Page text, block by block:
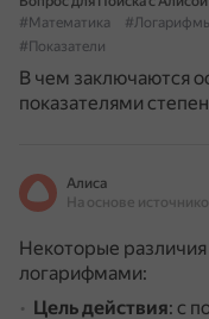
#Математика
#Логарифмы
#Показатели
В чем заключаются
показателями
Алиса
Некоторые
логарифмами:
Цель действия: с